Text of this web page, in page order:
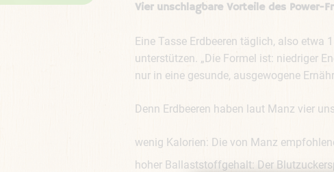
Vier unschlagbare Vorteile des Power-
Eine Tasse Erdbeeren täglich, also etwa
unterstützen. „Die Formel ist: niedriger
nur in eine gesunde, ausgewogene
Denn Erdbeeren haben laut Manz vier
wenig Kalorien: Die von Manz
hoher Ballaststoffgehalt: Der